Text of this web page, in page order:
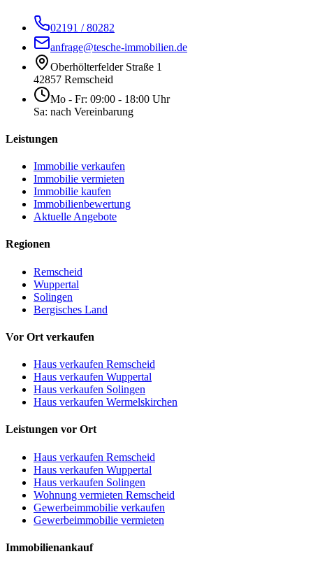
02191 / 80282
anfrage@tesche-immobilien.de
Oberhölterfelder Straße 1
42857 Remscheid
Mo - Fr: 09:00 - 18:00 Uhr
Sa: nach Vereinbarung
Leistungen
Immobilie verkaufen
Immobilie vermieten
Immobilie kaufen
Immobilienbewertung
Aktuelle Angebote
Regionen
Remscheid
Wuppertal
Solingen
Bergisches Land
Vor Ort verkaufen
Haus verkaufen Remscheid
Haus verkaufen Wuppertal
Haus verkaufen Solingen
Haus verkaufen Wermelskirchen
Leistungen vor Ort
Haus verkaufen Remscheid
Haus verkaufen Wuppertal
Haus verkaufen Solingen
Wohnung vermieten Remscheid
Gewerbeimmobilie verkaufen
Gewerbeimmobilie vermieten
Immobilienankauf